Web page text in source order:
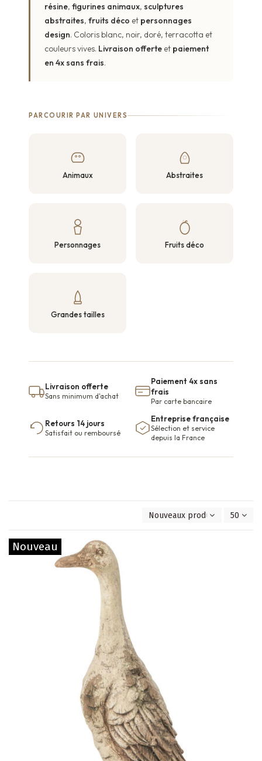
résine, figurines animaux, sculptures
abstraites, fruits déco et personnages
design. Coloris blanc, noir, doré, terracotta et
couleurs vives. Livraison offerte et paiement
en 4x sans frais.
PARCOURIR PAR UNIVERS
Animaux Abstraites
Personnages Fruits déco
Grandes tailles
Livraison offerte
Sans minimum d'achat
Paiement 4x sans
frais
Par carte bancaire
Retours 14 jours
Satisfait ou remboursé
Entreprise française
Sélection et service
depuis la France
Nouveaux produits en50
Nouveau